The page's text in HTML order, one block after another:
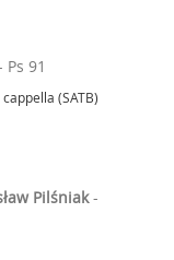
Ps 91
(SATB)
Pilśniak-